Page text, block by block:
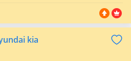
kia